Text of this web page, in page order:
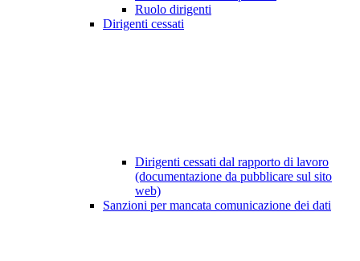
Ruolo dirigenti
Dirigenti cessati
Dirigenti cessati dal rapporto di lavoro
(documentazione da pubblicare sul sito
web)
Sanzioni per mancata comunicazione dei dati